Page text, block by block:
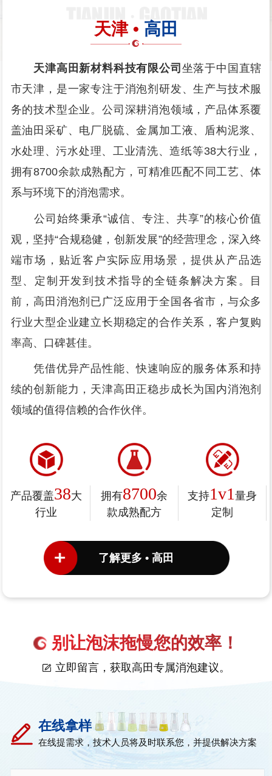
天津 • 高田
天津高田新材料科技有限公司 坐落于中国直辖
市天津，是一家专注于消泡剂研发、生产与技术服
务的技术型企业。公司深耕消泡领域，产品体系覆
盖油田采矿、电厂脱硫、金属加工液、盾构泥浆、
水处理、污水处理、工业清洗、造纸等38大行业，
拥有8700余款成熟配方，可精准匹配不同工艺、体
系与环境下的消泡需求。
公司始终秉承“诚信、专注、共享”的核心价值
观，坚持“合规稳健，创新发展”的经营理念，深入终
端市场，贴近客户实际应用场景，提供从产品选
型、定制开发到技术指导的全链条解决方案。目
前，高田消泡剂已广泛应用于全国各省市，与众多
行业大型企业建立长期稳定的合作关系，客户复购
率高、口碑甚佳。
凭借优异产品性能、快速响应的服务体系和持
续的创新能力，天津高田正稳步成长为国内消泡剂
领域的值得信赖的合作伙伴。
产品覆盖38大
行业
拥有8700余
款成熟配方
支持1v1 量身
定制
了解更多 • 高田
别让泡沫拖慢您的效率！
立即留言，获取高田专属消泡建议。
在线拿样
在线提需求，技术人员将及时联系您，并提供解决方案